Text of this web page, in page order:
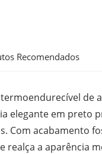
Recomendados
de
elegante em preto
Com acabamento
a aparência